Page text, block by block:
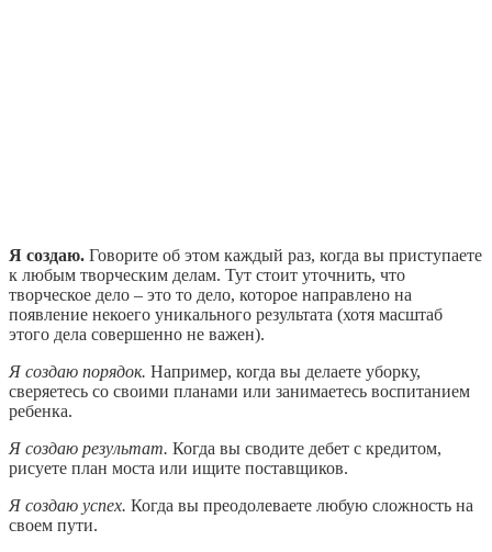
Я создаю. Говорите об этом каждый раз, когда вы приступаете
к любым творческим делам. Тут стоит уточнить, что
творческое дело – это то дело, которое направлено на
появление некоего уникального результата (хотя масштаб
этого дела совершенно не важен).
Я создаю порядок. Например, когда вы делаете уборку,
сверяетесь со своими планами или занимаетесь воспитанием
ребенка.
Я создаю результат. Когда вы сводите дебет с кредитом,
рисуете план моста или ищите поставщиков.
Я создаю успех. Когда вы преодолеваете любую сложность на
своем пути.